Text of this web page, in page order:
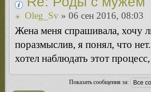
Oleg_Sv » 06 сен 2016, 08:03
Жена меня спрашивала, хочу
поразмыслив, я понял, что
хотел наблюдать этот
Показать сообщения за: